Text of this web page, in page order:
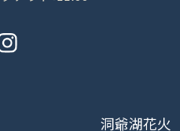
洞爺湖花火